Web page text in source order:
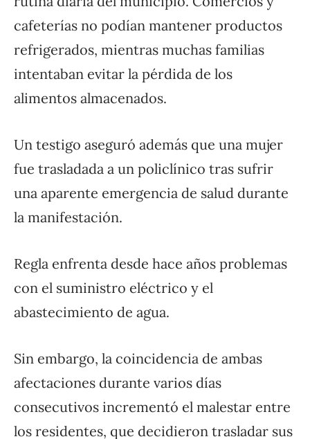
cafeterías no podían mantener productos
refrigerados, mientras muchas familias
intentaban evitar la pérdida de los
alimentos almacenados.
Un testigo aseguró además que una mujer
fue trasladada a un policlínico tras sufrir
una aparente emergencia de salud durante
la manifestación.
Regla enfrenta desde hace años problemas
con el suministro eléctrico y el
abastecimiento de agua.
Sin embargo, la coincidencia de ambas
afectaciones durante varios días
consecutivos incrementó el malestar entre
los residentes, que decidieron trasladar sus